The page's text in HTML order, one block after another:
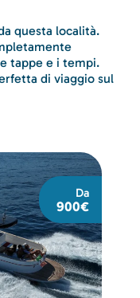
questa località.
tappe e i tempi.
di viaggio sul
Da
900€